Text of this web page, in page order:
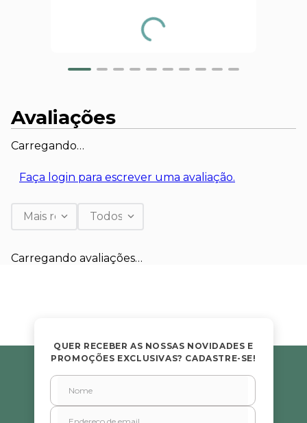
Avaliações
Carregando…
Faça login para escrever uma avaliação.
Mais recentesTodos
Carregando avaliações…
QUER RECEBER AS NOSSAS NOVIDADES E
PROMOÇÕES EXCLUSIVAS? CADASTRE-SE!